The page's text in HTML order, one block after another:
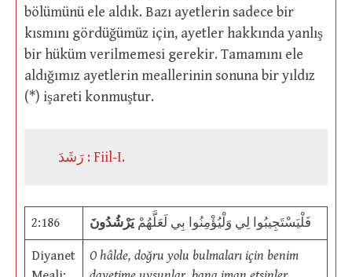
bölümünü ele aldık. Bazı ayetlerin sadece bir
kısmını gördüğümüz için, ayetler hakkında yanlış
bir hüküm verilmemesi gerekir. Tamamını ele
aldığımız ayetlerin meallerinin sonuna bir yıldız
(*) işareti konmuştur.
رَشَدَ : Fiil-I.
2:186 فَلْيَسْتَجِيبُوا لِي وَلْيُؤْمِنُوا بِي لَعَلَّهُمْيَرْشُدُونَ
Diyanet
O hâlde, doğru yolu bulmaları için benim